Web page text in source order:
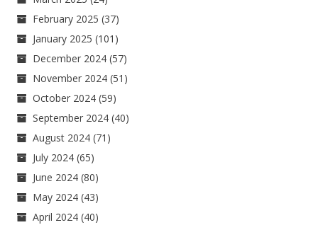
February 2025 (37)
January 2025 (101)
December 2024 (57)
November 2024 (51)
October 2024 (59)
September 2024 (40)
August 2024 (71)
July 2024 (65)
June 2024 (80)
May 2024 (43)
April 2024 (40)